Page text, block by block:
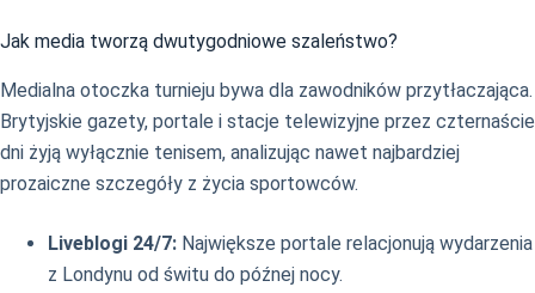
Jak media tworzą dwutygodniowe szaleństwo?
Medialna otoczka turnieju bywa dla zawodników przytłaczająca.
Brytyjskie gazety, portale i stacje telewizyjne przez czternaście
dni żyją wyłącznie tenisem, analizując nawet najbardziej
prozaiczne szczegóły z życia sportowców.
Liveblogi 24/7: Największe portale relacjonują wydarzenia
z Londynu od świtu do późnej nocy.